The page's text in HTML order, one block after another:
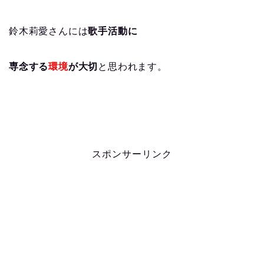
鈴木莉愛さんには歌手活動に
専念する環境が大切 と思われます。
スポンサーリンク